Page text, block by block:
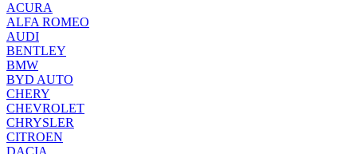
ACURA
ALFA ROMEO
AUDI
BENTLEY
BMW
BYD AUTO
CHERY
CHEVROLET
CHRYSLER
CITROEN
DACIA